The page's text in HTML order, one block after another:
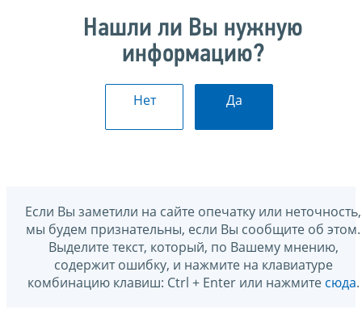
Нашли ли Вы нужную
информацию?
Нет Да
Если Вы заметили на сайте опечатку или неточность,
мы будем признательны, если Вы сообщите об этом.
Выделите текст, который, по Вашему мнению,
содержит ошибку, и нажмите на клавиатуре
комбинацию клавиш: Ctrl + Enter или нажмите сюда.